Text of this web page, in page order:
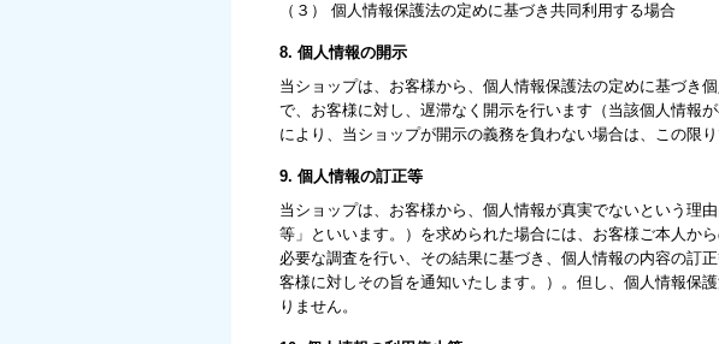
（３） 個人情報保護法の定めに基づき共同利用する場合
8. 個人情報の開示
当ショップは、お客様から、個人情報保護法の定めに基づき
で、お客様に対し、遅滞なく開示を行います（当該個人情報
により、当ショップが開示の義務を負わない場合は、この限り
9. 個人情報の訂正等
当ショップは、お客様から、個人情報が真実でないという理
等」といいます。）を求められた場合には、お客様ご本人か
必要な調査を行い、その結果に基づき、個人情報の内容の訂
客様に対しその旨を通知いたします。）。但し、個人情報保
りません。